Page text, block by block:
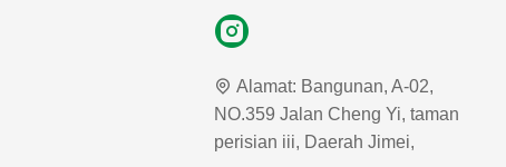
Alamat: Bangunan, A-02,
NO.359 Jalan Cheng Yi, taman
perisian iii, Daerah Jimei,